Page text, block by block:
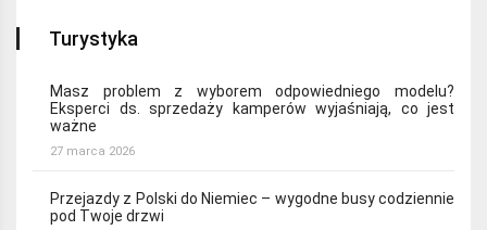
Turystyka
Masz problem z wyborem odpowiedniego modelu?
Eksperci ds. sprzedaży kamperów wyjaśniają, co jest
ważne
27 marca 2026
Przejazdy z Polski do Niemiec – wygodne busy codziennie
pod Twoje drzwi